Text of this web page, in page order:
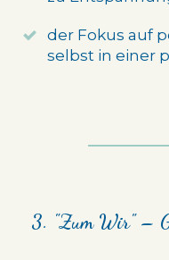
der Fokus auf
selbst in einer
3. "Zum Wir" –